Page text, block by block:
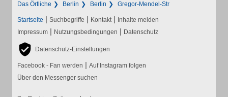
Das Örtliche Berlin Berlin Gregor-Mendel-Str
Startseite | Suchbegriffe | Kontakt | Inhalte melden
Impressum | Nutzungsbedingungen | Datenschutz
Datenschutz-Einstellungen
Facebook - Fan werden | Auf Instagram folgen
Über den Messenger suchen